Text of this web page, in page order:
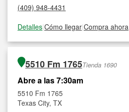
(409) 948-4431
Detalles|Cómo llegar|Compra ahora
5510 Fm 1765Tienda 1690
Abre a las 7:30am
5510 Fm 1765
Texas City, TX